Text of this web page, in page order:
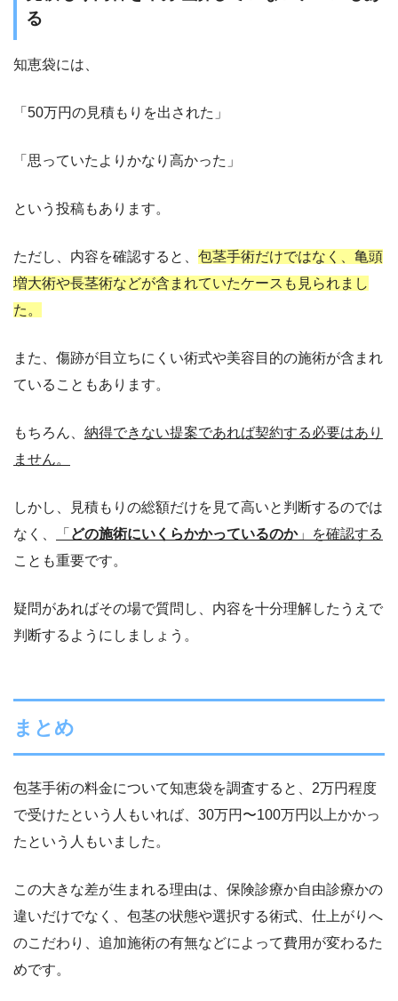
る
知恵袋には、
「50万円の見積もりを出された」
「思っていたよりかなり高かった」
という投稿もあります。
ただし、内容を確認すると、 包茎手術だけではなく、亀頭
増大術や長茎術などが含まれていたケースも見られまし
た。
また、傷跡が目立ちにくい術式や美容目的の施術が含まれ
ていることもあります。
もちろん、 納得できない提案であれば契約する必要はあり
ません。
しかし、見積もりの総額だけを見て高いと判断するのでは
なく、
「 どの施術にいくらかかっているのか」を確認する
ことも重要です。
疑問があればその場で質問し、内容を十分理解したうえで
判断するようにしましょう。
まとめ
包茎手術の料金について知恵袋を調査すると、2万円程度
で受けたという人もいれば、30万円〜100万円以上かかっ
たという人もいました。
この大きな差が生まれる理由は、保険診療か自由診療かの
違いだけでなく、包茎の状態や選択する術式、仕上がりへ
のこだわり、追加施術の有無などによって費用が変わるた
めです。